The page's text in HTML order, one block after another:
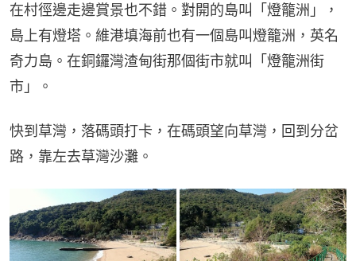
在村徑邊走邊賞景也不錯。對開的島叫「燈籠洲」，
島上有燈塔。維港填海前也有一個島叫燈籠洲，英名
奇力島。在銅鑼灣渣甸街那個街市就叫「燈籠洲街
市」。
快到草灣，落碼頭打卡，在碼頭望向草灣，回到分岔
路，靠左去草灣沙灘。